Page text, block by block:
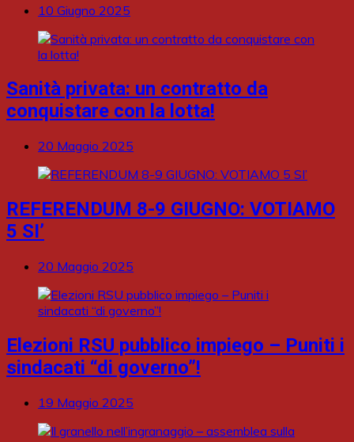
10 Giugno 2025
Sanità privata: un contratto da
conquistare con la lotta!
20 Maggio 2025
REFERENDUM 8-9 GIUGNO: VOTIAMO
5 SI’
20 Maggio 2025
Elezioni RSU pubblico impiego – Puniti i
sindacati “di governo”!
19 Maggio 2025